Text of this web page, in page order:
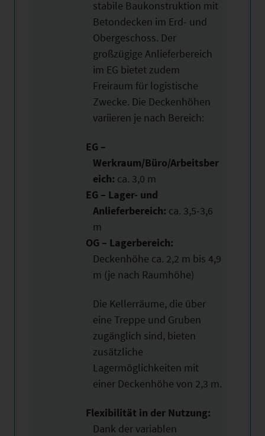
stabile Baukonstruktion mit
Betondecken im Erd- und
Obergeschoss. Der
großzügige Anlieferbereich
im EG bietet zudem
Freiraum für logistische
Zwecke. Die Deckenhöhen
variieren je nach Bereich:
EG –
Werkraum/Büro/Arbeitsber
eich: ca. 3,0 m
EG – Lager- und
Anlieferbereich: ca. 3,5-3,6
m
OG – Lagerbereich:
Deckenhöhe ca. 2,2 m bis 4,9
m (je nach Raumhöhe)
Die Kellerräume, die über
eine Treppe und Gruben
zugänglich sind, bieten
zusätzliche
Lagermöglichkeiten mit
einer Deckenhöhe von 2,3 m.
Flexibilität in der Nutzung:
Dank der variablen